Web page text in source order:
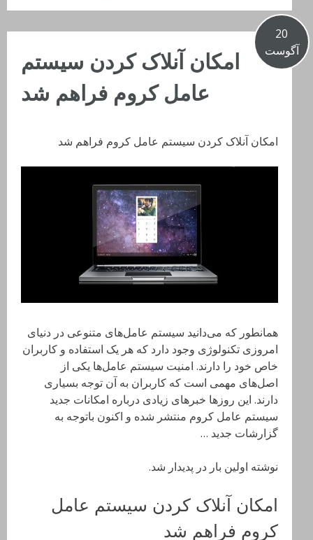
20
آگوست
امکان آنلاک کردن سیستم
عامل کروم فراهم شد
امکان آنلاک کردن سیستم عامل کروم فراهم شد
همانطور که می‌دانید سیستم‌ عامل‌های متنوعی در دنیای
امروزی تکنولوژی وجود دارد که هر یک استفاده و کاربران
خاص خود را دارند. امنیت سیستم عامل‌ها یکی از
اصل‌های مهمی است که کاربران به آن توجه بسیاری
دارند. این روزها خبرهای زیادی درباره امکانات جدید
سیستم عامل کروم منتشر شده و اکنون باتوجه به
گزارشات جدید …
نوشته اولین بار در پدیدار شد.
امکان آنلاک کردن سیستم عامل
کروم فراهم شد